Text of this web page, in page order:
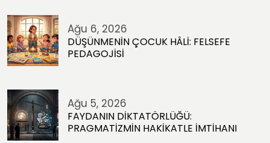
Ağu 6, 2026
DÜŞÜNMENİN ÇOCUK HÂLİ: FELSEFE
PEDAGOJİSİ
Ağu 5, 2026
FAYDANIN DİKTATÖRLÜĞÜ:
PRAGMATİZMİN HAKİKATLE İMTİHANI